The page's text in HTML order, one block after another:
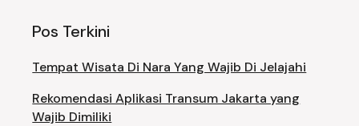
Pos Terkini
Tempat Wisata Di Nara Yang Wajib Di Jelajahi
Rekomendasi Aplikasi Transum Jakarta yang
Wajib Dimiliki